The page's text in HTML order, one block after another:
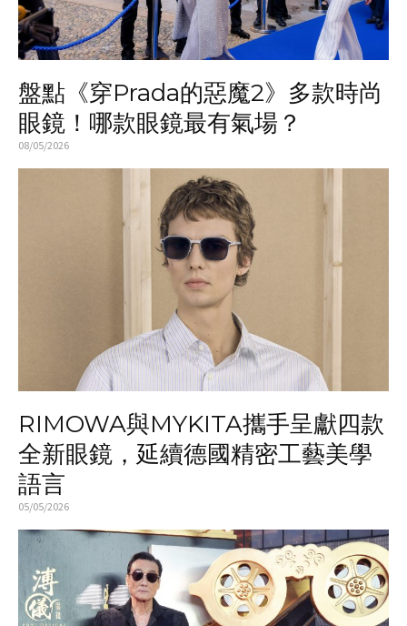
盤點《穿Prada的惡魔2》多款時尚
眼鏡！哪款眼鏡最有氣場？
08/05/2026
RIMOWA與MYKITA攜手呈獻四款
全新眼鏡，延續德國精密工藝美學
語言
05/05/2026